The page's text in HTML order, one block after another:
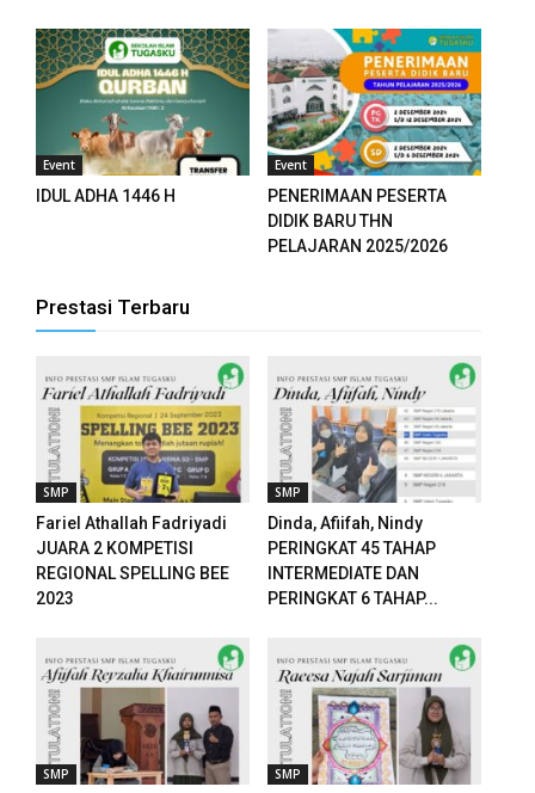
Event
IDUL ADHA 1446 H
Event
PENERIMAAN PESERTA
DIDIK BARU THN
PELAJARAN 2025/2026
Prestasi Terbaru
SMP
Fariel Athallah Fadriyadi
JUARA 2 KOMPETISI
REGIONAL SPELLING BEE
2023
SMP
Dinda, Afiifah, Nindy
PERINGKAT 45 TAHAP
INTERMEDIATE DAN
PERINGKAT 6 TAHAP...
SMP SMP